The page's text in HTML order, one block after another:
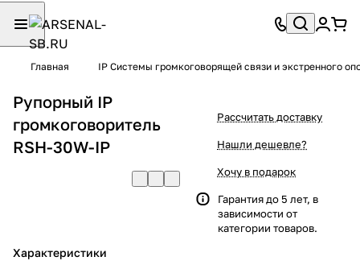
Главная IP Системы громкоговорящей связи и экстренного
Рупорный IP
громкоговоритель
RSH-30W-IP
Характеристики
Рассчитать доставку
Нашли дешевле?
Хочу в подарок
Гарантия до 5 лет, в
зависимости от
категории товаров.